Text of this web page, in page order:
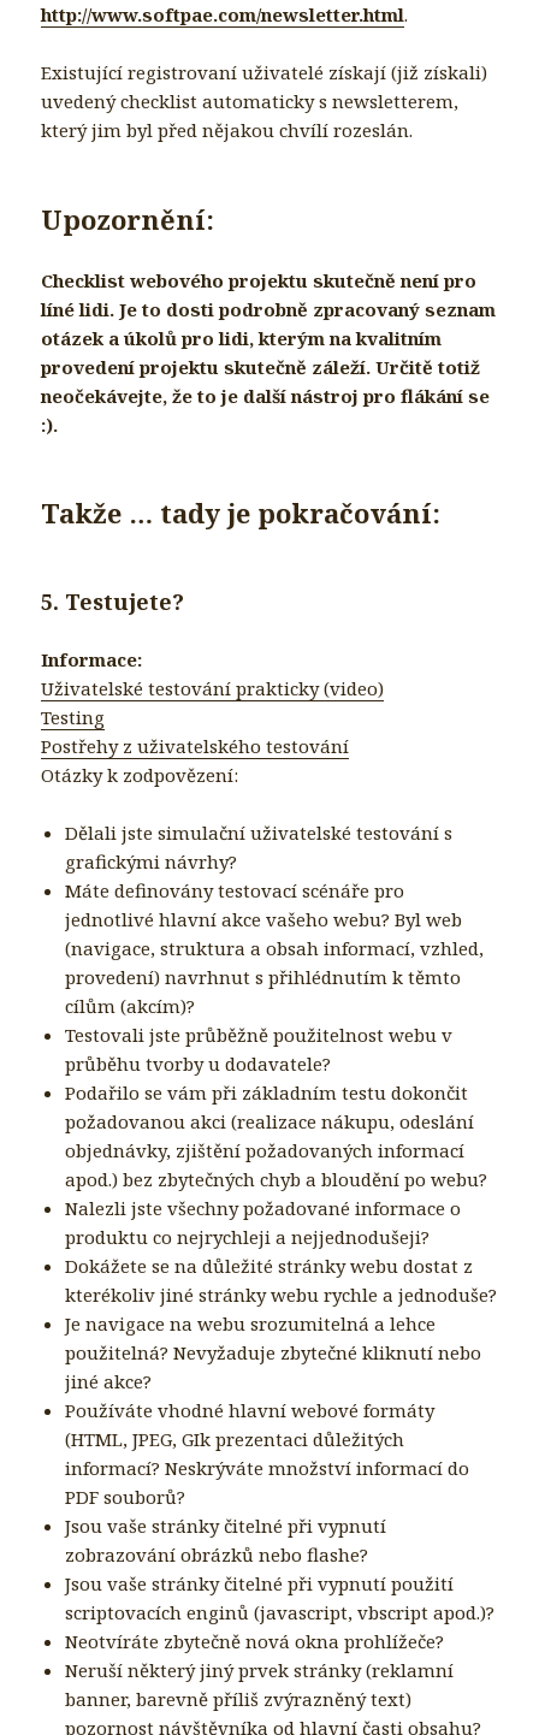
http://www.softpae.com/newsletter.html.
Existující registrovaní uživatelé získají (již získali)
uvedený checklist automaticky s newsletterem,
který jim byl před nějakou chvílí rozeslán.
Upozornění:
Checklist webového projektu skutečně není pro
líné lidi. Je to dosti podrobně zpracovaný seznam
otázek a úkolů pro lidi, kterým na kvalitním
provedení projektu skutečně záleží. Určitě totiž
neočekávejte, že to je další nástroj pro flákání se
:).
Takže … tady je pokračování:
5. Testujete?
Informace:
Uživatelské testování prakticky (video)
Testing
Postřehy z uživatelského testování
Otázky k zodpovězení:
Dělali jste simulační uživatelské testování s
grafickými návrhy?
Máte definovány testovací scénáře pro
jednotlivé hlavní akce vašeho webu? Byl web
(navigace, struktura a obsah informací, vzhled,
provedení) navrhnut s přihlédnutím k těmto
cílům (akcím)?
Testovali jste průběžně použitelnost webu v
průběhu tvorby u dodavatele?
Podařilo se vám při základním testu dokončit
požadovanou akci (realizace nákupu, odeslání
objednávky, zjištění požadovaných informací
apod.) bez zbytečných chyb a bloudění po webu?
Nalezli jste všechny požadované informace o
produktu co nejrychleji a nejjednodušeji?
Dokážete se na důležité stránky webu dostat z
kterékoliv jiné stránky webu rychle a jednoduše?
Je navigace na webu srozumitelná a lehce
použitelná? Nevyžaduje zbytečné kliknutí nebo
jiné akce?
Používáte vhodné hlavní webové formáty
(HTML, JPEG, GIk prezentaci důležitých
informací? Neskrýváte množství informací do
PDF souborů?
Jsou vaše stránky čitelné při vypnutí
zobrazování obrázků nebo flashe?
Jsou vaše stránky čitelné při vypnutí použití
scriptovacích enginů (javascript, vbscript apod.)?
Neotvíráte zbytečně nová okna prohlížeče?
Neruší některý jiný prvek stránky (reklamní
banner, barevně příliš zvýrazněný text)
pozornost návštěvníka od hlavní časti obsahu?